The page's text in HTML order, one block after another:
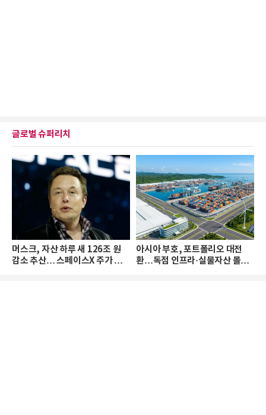
글로벌 슈퍼리치
머스크, 자산 하루 새 126조 원
감소 추산… 스페이스X 주가 하
아시아 부호, 포트폴리오 대전
환…독점 인프라·실물자산 몰린